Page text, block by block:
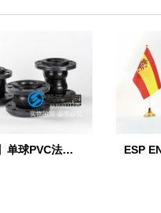
【PVC】单球PVC法兰橡胶接头